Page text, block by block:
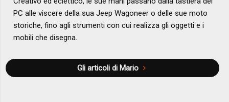
PC alle viscere della sua Jeep Wagoneer o delle sue moto
storiche, fino agli strumenti con cui realizza gli oggetti e i
mobili che disegna.
Gli articoli di Mario